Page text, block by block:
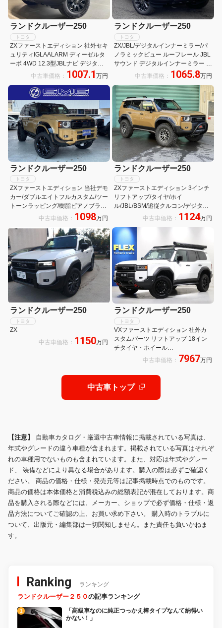
ランドクルーザー250
トヨタ
ZXファーストエディション 社外セキ
ュリティIGLAALARM ディーゼルタ
ーボ 4WD 12.3型JBLナビ デジタル
ミラー 丸目ヘッド サンルーフ ETC
中古車価格： 1007.1 万円
ランドクルーザー250
トヨタ
ZX/JBL/デジタルインナーミラー/パ
ノラミックビュー ルーフレール JBL
サウンド デジタルインナーミラー パ
ノラミックビューモニター パワーバ
ブラウンレザー 置くだけ充電 パドル
シフト 電動デフロック サイドバイザ
ー
中古車価格： 1065.8万円
ランドクルーザー250
トヨタ
ZXファーストエディション 当社デモ
カー/ダブルエイトフルカスタム/ツー
トーンラッピング/樹脂ピアノブラッ
ク塗装/2インチリフトアップ/オリジ
ナルビルシュタインショック/電動サ
イドステップ/レーベンハート22イン
チAW特注カラー
中古車価格： 1098万円
ランドクルーザー250
トヨタ
ZXファーストエディション 3インチ
リフトアップ/タイヤ/ホイ
ル/JBL/BSM/追従クルコン/デジタル
インナーミラー/ヘッドアップディス
プレイ/クリアランスソナー/シートベ
ンチレーション/シートヒーター/カー
プレイ/ETC/
中古車価格： 1124万円
ランドクルーザー250
トヨタ
ZX
中古車価格： 1150万円
ランドクルーザー250
トヨタ
VXファーストエディション 社外カ
スタムパーツ リフトアップ 18イン
チタイヤ・ホイール
BRAKEPEDALLOCK ZーGUARD リ
ザーシート ドライバーモニターカメ
ラ
中古車価格： 7967万円
中古車トップ
【注意】 自動車カタログ・厳選中古車情報に掲載されている写真は、
年式やグレードの違う車種が含まれます。掲載されている写真はそれぞ
れの車種用でないものも含まれています。また、対応は年式やグレー
ド、 装備などにより異なる場合があります。購入の際は必ずご確認く
ださい。 商品の価格・仕様・発売元等は記事掲載時点でのものです。
商品の価格は本体価格と消費税込みの総額表記が混在しております。商
品を購入される際などには、メーカー、ショップで必ず価格・仕様・返
品方法についてご確認の上、お買い求め下さい。 購入時のトラブルに
ついて、出版元・編集部は一切関知しません。また責任も負いかねま
す。
Ranking ランキング
ランドクルーザー２５０の記事ランキング
「高級車なのに純正つっかえ棒タイプなんて納得い
かない！」